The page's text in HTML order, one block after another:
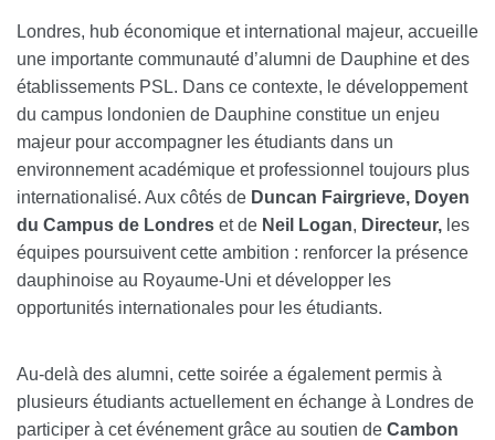
Londres, hub économique et international majeur, accueille
une importante communauté d’alumni de Dauphine et des
établissements PSL. Dans ce contexte, le développement
du campus londonien de Dauphine constitue un enjeu
majeur pour accompagner les étudiants dans un
environnement académique et professionnel toujours plus
internationalisé. Aux côtés de Duncan Fairgrieve, Doyen
du Campus de Londres et de Neil Logan, Directeur, les
équipes poursuivent cette ambition : renforcer la présence
dauphinoise au Royaume-Uni et développer les
opportunités internationales pour les étudiants.
Au-delà des alumni, cette soirée a également permis à
plusieurs étudiants actuellement en échange à Londres de
participer à cet événement grâce au soutien de Cambon